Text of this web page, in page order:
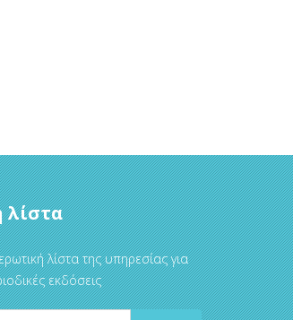
λίστα
λίστα της υπηρεσίας για
εκδόσεις